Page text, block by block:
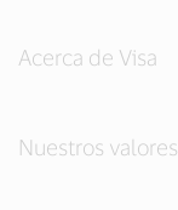
Acerca de Visa
Nuestros valores